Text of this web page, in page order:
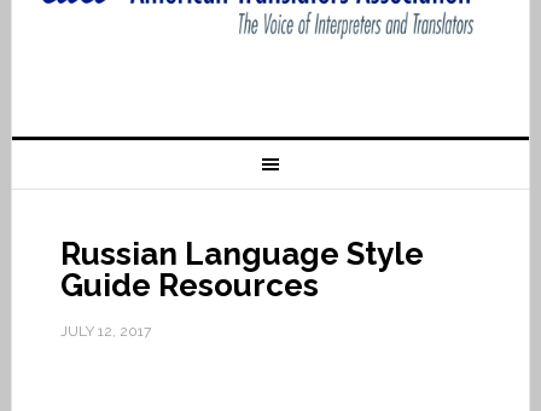
Russian Language Style
Guide Resources
JULY 12, 2017